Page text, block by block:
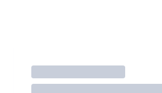
İşlem Yap